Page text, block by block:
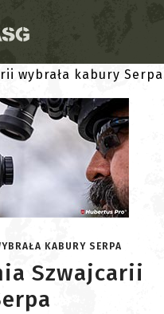
KABURY SERPA
Szwajcarii